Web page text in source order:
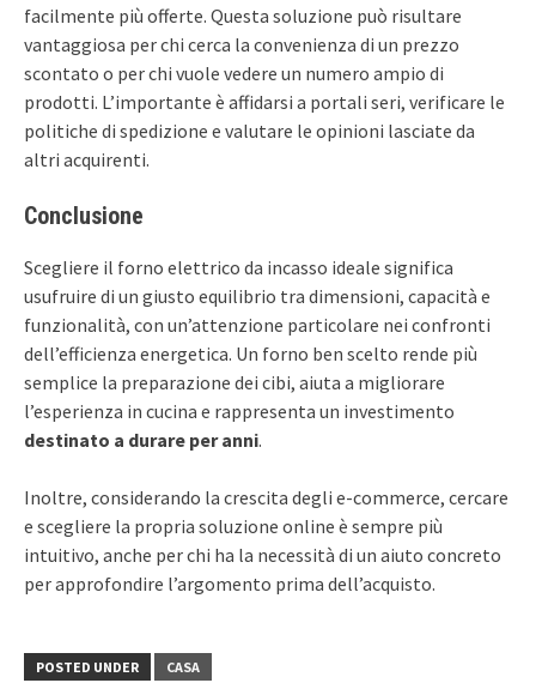
facilmente più offerte. Questa soluzione può risultare
vantaggiosa per chi cerca la convenienza di un prezzo
scontato o per chi vuole vedere un numero ampio di
prodotti. L’importante è affidarsi a portali seri, verificare le
politiche di spedizione e valutare le opinioni lasciate da
altri acquirenti.
Conclusione
Scegliere il forno elettrico da incasso ideale significa
usufruire di un giusto equilibrio tra dimensioni, capacità e
funzionalità, con un’attenzione particolare nei confronti
dell’efficienza energetica. Un forno ben scelto rende più
semplice la preparazione dei cibi, aiuta a migliorare
l’esperienza in cucina e rappresenta un investimento
destinato a durare per anni.
Inoltre, considerando la crescita degli e-commerce, cercare
e scegliere la propria soluzione online è sempre più
intuitivo, anche per chi ha la necessità di un aiuto concreto
per approfondire l’argomento prima dell’acquisto.
POSTED UNDER
CASA